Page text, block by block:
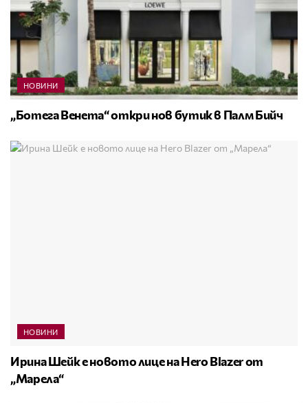
НОВИНИ
„Ботега Венета“ откри нов бутик в Палм Бийч
НОВИНИ
Ирина Шейк е новото лице на Hero Blazer от
„Марела“